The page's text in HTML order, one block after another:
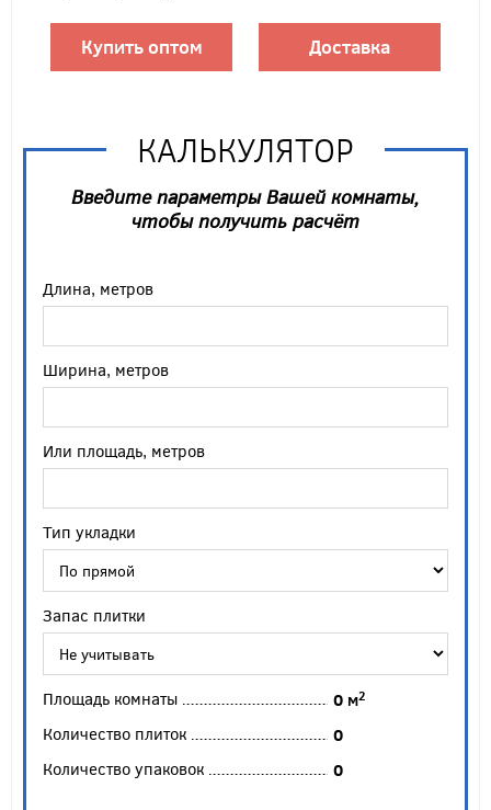
Купить оптом Доставка
КАЛЬКУЛЯТОР
Введите параметры Вашей комнаты,
чтобы получить расчёт
Длина, метров
Ширина, метров
Или площадь, метров
Тип укладки
Запас плитки
Площадь комнаты 0 м2
Количество плиток
0
Количество упаковок
0